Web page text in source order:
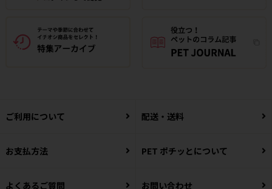
ご利用について 配送・送料
お支払方法 PET ポチッとについて
よくあるご質問 お問い合わせ